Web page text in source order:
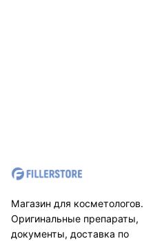
Магазин для косметологов.
Оригинальные препараты,
документы, доставка по